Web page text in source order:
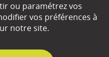
site
ou paramétrez vos
vos préférences à
notre site.